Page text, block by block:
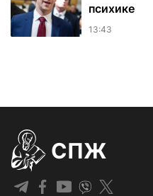
психике
13:43
СПЖ